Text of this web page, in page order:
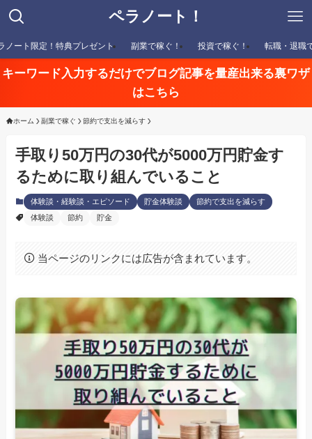
ペラノート！
ノート限定！特典プレゼント 副業で稼ぐ！ 投資で稼ぐ！ 転職・退職
キーワード入力するだけでブログ記事を量産出来る裏ワザ
はこちら
ホーム 副業で稼ぐ 節約で支出を減らす
手取り50万円の30代が5000万円貯金す
るために取り組んでいること
体験談・経験談・エピソード 貯金体験談
節約で支出を減らす
体験談
節約 貯金
当ページのリンクには広告が含まれています。